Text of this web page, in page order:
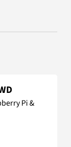
Pi &